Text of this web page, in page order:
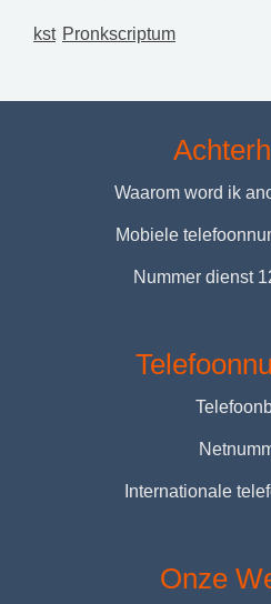
kst Pronkscriptum
Waarom word ik
Mobiele
Nummer dienst
Internationale
Onze